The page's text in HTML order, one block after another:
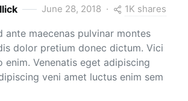
June 28, 2018 1K shares
ante maecenas pulvinar montes
dolor pretium donec dictum. Vici
enim. Venenatis eget adipiscing
veni amet luctus enim sem